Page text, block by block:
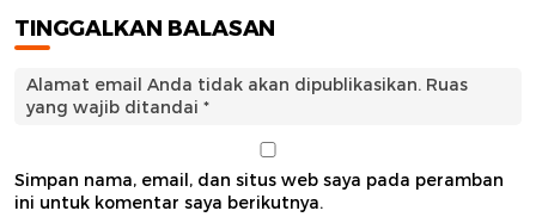
TINGGALKAN BALASAN
Alamat email Anda tidak akan dipublikasikan. Ruas
yang wajib ditandai *
Simpan nama, email, dan situs web saya pada peramban
ini untuk komentar saya berikutnya.